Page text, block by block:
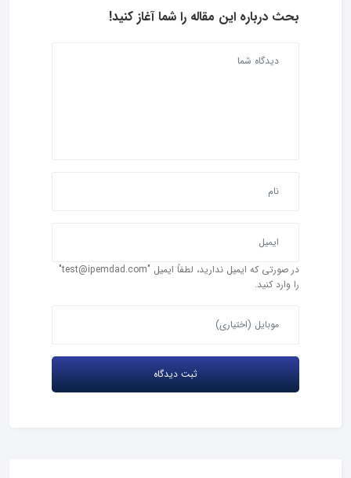
بحث درباره این مقاله را شما آغاز کنید!
در صورتی که ایمیل ندارید، لطفاً ایمیل "test@ipemdad.com"
را وارد کنید.